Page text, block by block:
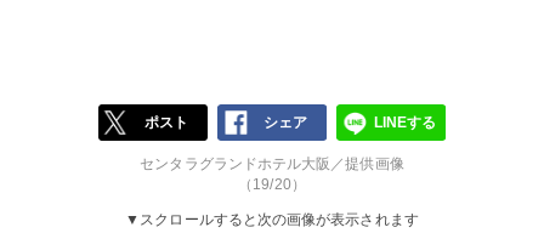
ポスト シェア LINEする
センタラグランドホテル大阪／提供画像
（19/20）
▼スクロールすると次の画像が表示されます